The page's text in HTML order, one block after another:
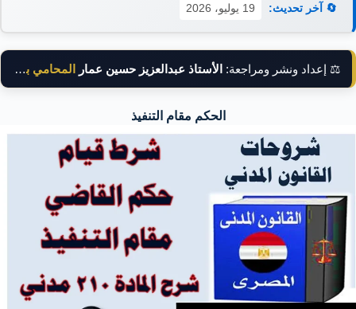
🔄 آخر تحديث:
19 يوليو، 2026
⚖️ إعداد ونشر ومراجعة: الأستاذ عبدالعزيز حسين عمار المحامي بالنقض
الحكم مقام التنفيذ